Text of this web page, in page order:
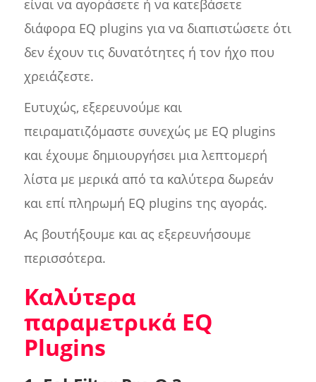
είναι να αγοράσετε ή να κατεβάσετε
διάφορα EQ plugins για να διαπιστώσετε ότι
δεν έχουν τις δυνατότητες ή τον ήχο που
χρειάζεστε.
Ευτυχώς, εξερευνούμε και
πειραματιζόμαστε συνεχώς με EQ plugins
και έχουμε δημιουργήσει μια λεπτομερή
λίστα με μερικά από τα καλύτερα δωρεάν
και επί πληρωμή EQ plugins της αγοράς.
Ας βουτήξουμε και ας εξερευνήσουμε
περισσότερα.
Καλύτερα
παραμετρικά EQ
Plugins